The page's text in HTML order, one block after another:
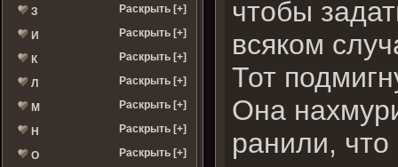
З Раскрыть [+]
И Раскрыть [+]
К Раскрыть [+]
Л Раскрыть [+]
М Раскрыть [+]
Н Раскрыть [+]
О Раскрыть [+]
чтобы
всяком
Тот
Она
ранили, что